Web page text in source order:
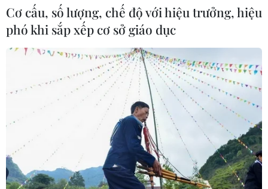
Cơ cấu, số lượng, chế độ với hiệu trưởng, hiệu
phó khi sắp xếp cơ sở giáo dục